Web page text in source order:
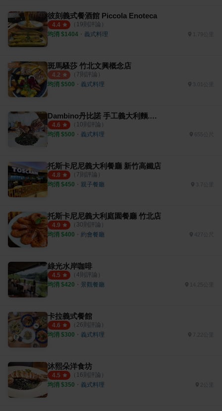
彼刻義式餐酒館 Piccola Enoteca
4.4 （ 19則評論）
均消 $1404 ・ 義式料理
斑馬騷莎 竹北文興概念店
4.2 （ 7則評論）
均消 $500 ・ 義式料理
Dambino丹比諾 手工義大利麵.披薩
4.6 （ 10則評論）
均消 $500 ・ 義式料理 655公尺
托斯卡尼尼義大利餐廳 新竹高鐵店
4.8 （ 7則評論）
均消 $450 ・ 親子餐廳
托斯卡尼尼義大利庭園餐廳 竹北店
4.9 （ 30則評論）
均消 $400 ・ 約會餐廳 427公尺
綠光水岸咖啡
4.5 （ 4則評論）
均消 $420 ・ 景觀餐廳 14.25公里
卡拉義式餐館
4.6 （ 26則評論）
均消 $300 ・ 義式料理
沐熙朵洋食坊
4.5 （ 16則評論）
均消 $350 ・ 義式料理